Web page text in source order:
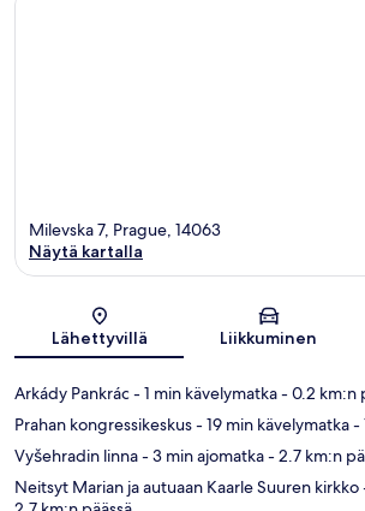
Kartta
Milevska 7, Prague, 14063
Näytä kartalla
Lähettyvillä Liikkuminen
Arkády Pankrác- 1 min kävelymatka- 0.2 km:n
Prahan kongressikeskus- 19 min kävelymatka-
Vyšehradin linna- 3 min ajomatka- 2.7 km:n
Neitsyt Marian ja autuaan Kaarle Suuren kirkko